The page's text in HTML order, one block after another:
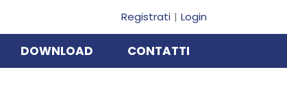
Registrati Login
DOWNLOAD CONTATTI